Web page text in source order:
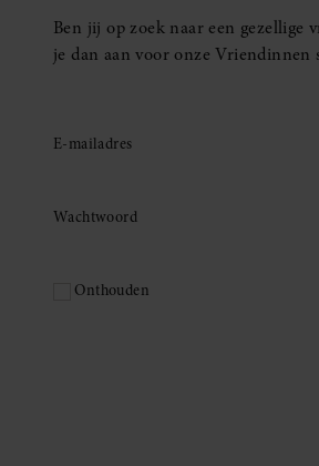
Ben jij op zoek naar een
je dan aan voor onze Vriendinnen
E-mailadres
Wachtwoord
Onthouden